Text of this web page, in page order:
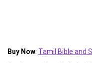
Buy Now: Tamil Bible and